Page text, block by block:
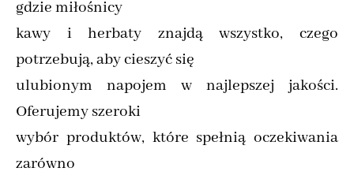
gdzie miłośnicy
kawy i herbaty znajdą wszystko, czego
potrzebują, aby cieszyć się
ulubionym napojem w najlepszej jakości.
Oferujemy szeroki
wybór produktów, które spełnią oczekiwania
zarówno